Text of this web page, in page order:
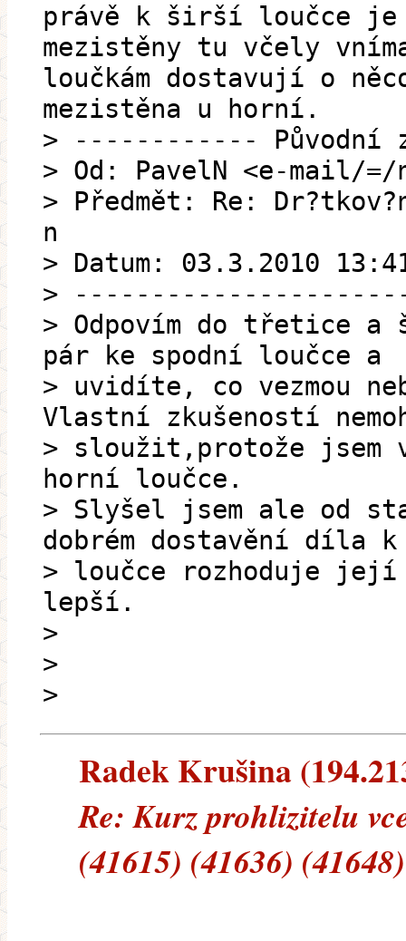
právě k širší loučce
mezistěny tu včely
loučkám dostavují o
mezistěna u horní.
> ------------ Původní
> Od: PavelN <e-mail/=/
> Předmět: Re:
n
> Datum: 03.3.2010
>
> Odpovím do třetice a
pár ke spodní loučce a
> uvidíte, co vezmou
Vlastní zkušeností
> sloužit,protože jsem
horní loučce.
> Slyšel jsem ale od
dobrém dostavění díla
> loučce rozhoduje
lepší.
>
>
>
Radek Krušina
Re: Kurz prohlizitelu
(41615) (41636) (41648)